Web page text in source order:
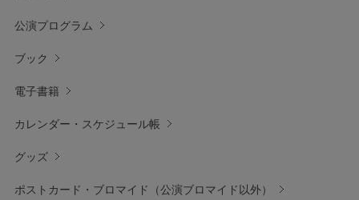
公演プログラム
ブック
電子書籍
カレンダー・スケジュール帳
グッズ
ポストカード・ブロマイド（公演ブロマイド以外）